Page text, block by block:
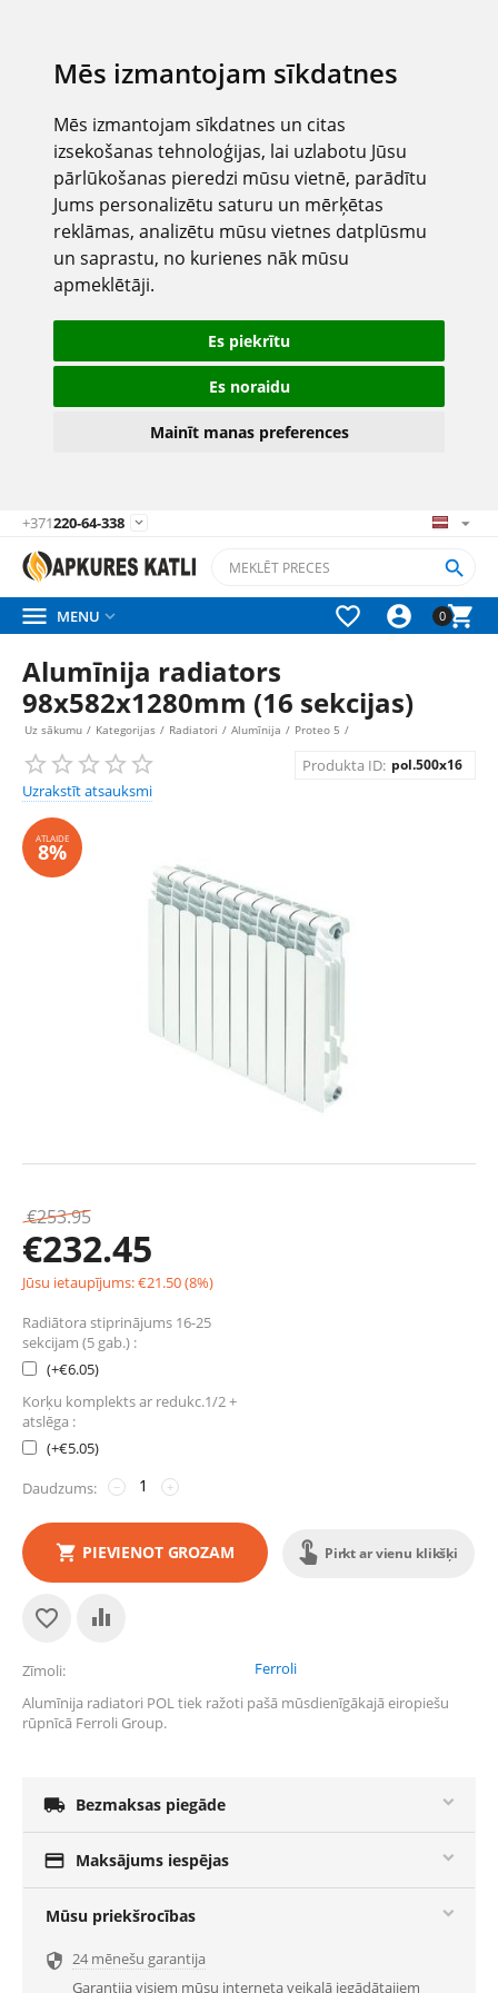
Mēs izmantojam sīkdatnes
Mēs izmantojam sīkdatnes un citas
izsekošanas tehnoloģijas, lai uzlabotu Jūsu
pārlūkošanas pieredzi mūsu vietnē, parādītu
Jums personalizētu saturu un mērķētas
reklāmas, analizētu mūsu vietnes datplūsmu
un saprastu, no kurienes nāk mūsu
apmeklētāji.
Es piekrītu
Es noraidu
Mainīt manas preferences
+371220-64-338 
0



 MENU 
Alumīnija radiators
98x582x1280mm (16 sekcijas)
Uz sākumu / Kategorijas / Radiatori / Alumīnija / Proteo 5 /
Uzrakstīt atsauksmi
Produkta ID: pol.500x16
ATLAIDE
8%
€253.95
€232.45
Jūsu ietaupījums:€21.50(8%)
Radiātora stiprinājums 16-25
sekcijam (5 gab.) :
(+€6.05)
Korķu komplekts ar redukc.1/2 +
atslēga :
(+€5.05)
Daudzums:
+
−
PIEVIENOT GROZAM Pirkt ar vienu klikšķi
Zīmoli
Ferroli
Alumīnija radiatori POL tiek ražoti pašā mūsdienīgākajā eiropiešu
rūpnīcā Ferroli Group.
 Bezmaksas piegāde
 Maksājums iespējas
Mūsu priekšrocības
 24 mēnešu garantija
Garantija visiem mūsu interneta veikalā iegādātajiem